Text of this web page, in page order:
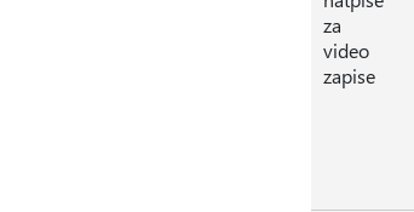
za
video
zapise